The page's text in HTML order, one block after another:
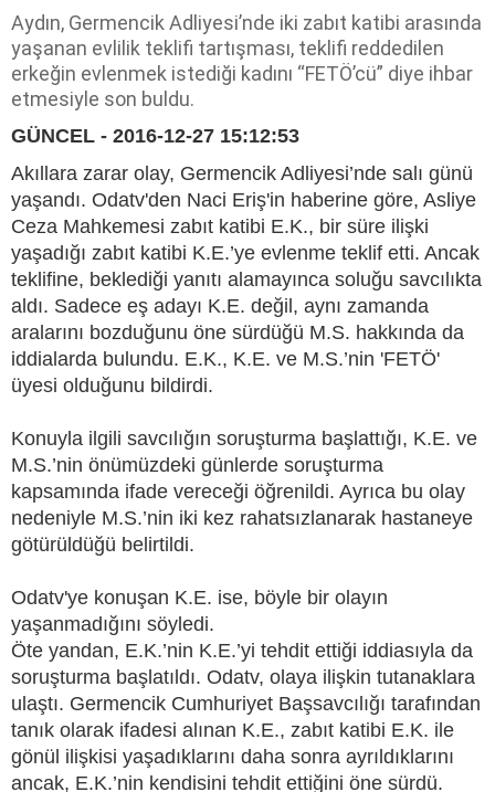
Aydın, Germencik Adliyesi’nde iki zabıt katibi arasında
yaşanan evlilik teklifi tartışması, teklifi reddedilen
erkeğin evlenmek istediği kadını “FETÖ’cü” diye ihbar
etmesiyle son buldu.
GÜNCEL - 2016-12-27 15:12:53
Akıllara zarar olay, Germencik Adliyesi’nde salı günü
yaşandı. Odatv'den Naci Eriş'in haberine göre, Asliye
Ceza Mahkemesi zabıt katibi E.K., bir süre ilişki
yaşadığı zabıt katibi K.E.’ye evlenme teklif etti. Ancak
teklifine, beklediği yanıtı alamayınca soluğu savcılıkta
aldı. Sadece eş adayı K.E. değil, aynı zamanda
aralarını bozduğunu öne sürdüğü M.S. hakkında da
iddialarda bulundu. E.K., K.E. ve M.S.’nin 'FETÖ'
üyesi olduğunu bildirdi.
Konuyla ilgili savcılığın soruşturma başlattığı, K.E. ve
M.S.’nin önümüzdeki günlerde soruşturma
kapsamında ifade vereceği öğrenildi. Ayrıca bu olay
nedeniyle M.S.’nin iki kez rahatsızlanarak hastaneye
götürüldüğü belirtildi.
Odatv'ye konuşan K.E. ise, böyle bir olayın
yaşanmadığını söyledi.
Öte yandan, E.K.’nin K.E.’yi tehdit ettiği iddiasıyla da
soruşturma başlatıldı. Odatv, olaya ilişkin tutanaklara
ulaştı. Germencik Cumhuriyet Başsavcılığı tarafından
tanık olarak ifadesi alınan K.E., zabıt katibi E.K. ile
gönül ilişkisi yaşadıklarını daha sonra ayrıldıklarını
ancak, E.K.’nin kendisini tehdit ettiğini öne sürdü.